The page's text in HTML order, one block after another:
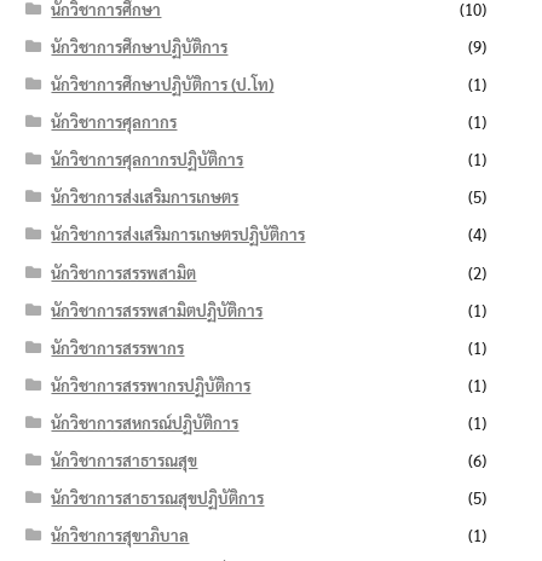
นักวิชาการศึกษา
(10)
นักวิชาการศึกษาปฏิบัติการ
(9)
นักวิชาการศึกษาปฏิบัติการ (ป.โท)
(1)
นักวิชาการศุลกากร
(1)
นักวิชาการศุลกากรปฏิบัติการ
(1)
นักวิชาการส่งเสริมการเกษตร
(5)
นักวิชาการส่งเสริมการเกษตรปฏิบัติการ
(4)
นักวิชาการสรรพสามิต
(2)
นักวิชาการสรรพสามิตปฏิบัติการ
(1)
นักวิชาการสรรพากร
(1)
นักวิชาการสรรพากรปฏิบัติการ
(1)
นักวิชาการสหกรณ์ปฏิบัติการ
(1)
นักวิชาการสาธารณสุข
(6)
นักวิชาการสาธารณสุขปฏิบัติการ
(5)
นักวิชาการสุขาภิบาล
(1)